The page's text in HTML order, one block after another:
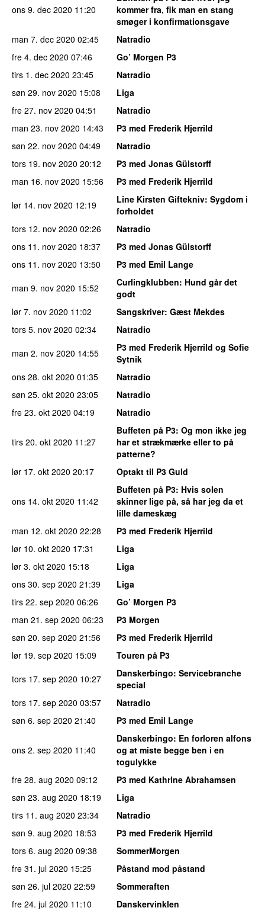
ons 9. dec 2020 11:20
kommer fra, fik man en stang
smøger i konfirmationsgave
man 7. dec 2020 02:45
Natradio
fre 4. dec 2020 07:46
Go’ Morgen P3
tirs 1. dec 2020 23:45
Natradio
søn 29. nov 2020 15:08
Liga
fre 27. nov 2020 04:51
Natradio
man 23. nov 2020 14:43
P3 med Frederik Hjerrild
søn 22. nov 2020 04:49
Natradio
tors 19. nov 2020 20:12
P3 med Jonas Gülstorff
man 16. nov 2020 15:56
P3 med Frederik Hjerrild
lør 14. nov 2020 12:19 Line Kirsten Giftekniv: Sygdom i
forholdet
tors 12. nov 2020 02:26
Natradio
ons 11. nov 2020 18:37
P3 med Jonas Gülstorff
ons 11. nov 2020 13:50
P3 med Emil Lange
man 9. nov 2020 15:52 Curlingklubben: Hund går det
godt
lør 7. nov 2020 11:02 Sangskriver: Gæst Mekdes
tors 5. nov 2020 02:34
Natradio
man 2. nov 2020 14:55
P3 med Frederik Hjerrild og Sofie
Sytnik
ons 28. okt 2020 01:35
Natradio
søn 25. okt 2020 23:05
Natradio
fre 23. okt 2020 04:19 Natradio
tirs 20. okt 2020 11:27
Buffeten på P3: Og mon ikke jeg
har et strækmærke eller to på
patterne?
lør 17. okt 2020 20:17 Optakt til P3 Guld
ons 14. okt 2020 11:42
Buffeten på P3: Hvis solen
skinner lige på, så har jeg da et
lille dameskæg
man 12. okt 2020 22:28
P3 med Frederik Hjerrild
lør 10. okt 2020 17:31
Liga
lør 3. okt 2020 15:18
Liga
ons 30. sep 2020 21:39
Liga
tirs 22. sep 2020 06:26
Go’ Morgen P3
man 21. sep 2020 06:23
P3 Morgen
søn 20. sep 2020 21:56
P3 med Frederik Hjerrild
lør 19. sep 2020 15:09
Touren på P3
tors 17. sep 2020 10:27 Danskerbingo: Servicebranche
special
tors 17. sep 2020 03:57
Natradio
søn 6. sep 2020 21:40 P3 med Emil Lange
ons 2. sep 2020 11:40
Danskerbingo: En forloren alfons
og at miste begge ben i en
togulykke
fre 28. aug 2020 09:12
P3 med Kathrine Abrahamsen
søn 23. aug 2020 18:19
Liga
tirs 11. aug 2020 23:34
Natradio
søn 9. aug 2020 18:53
P3 med Frederik Hjerrild
tors 6. aug 2020 09:38
SommerMorgen
fre 31. jul 2020 15:25
Påstand mod påstand
søn 26. jul 2020 22:59
Sommeraften
fre 24. jul 2020 11:10
Danskervinklen